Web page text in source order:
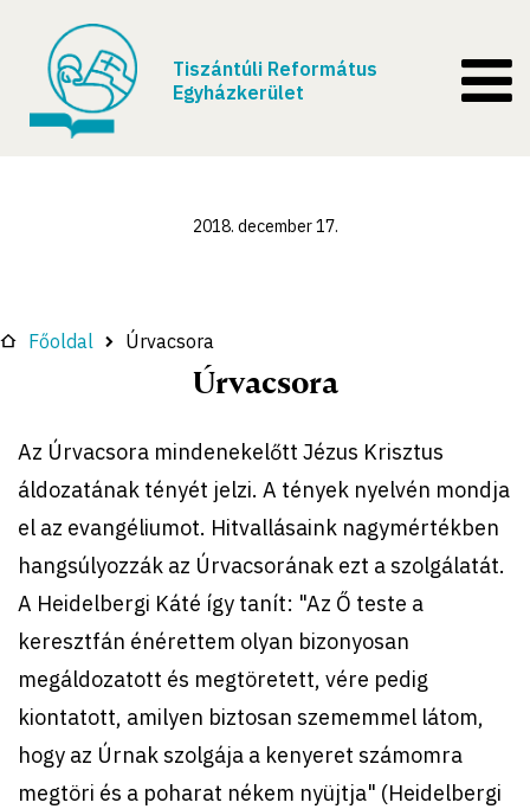
Tiszántúli Református
Egyházkerület
2018. december 17.
Főoldal Úrvacsora
Úrvacsora
Az Úrvacsora mindenekelőtt Jézus Krisztus
áldozatának tényét jelzi. A tények nyelvén mondja
el az evangéliumot. Hitvallásaink nagymértékben
hangsúlyozzák az Úrvacsorának ezt a szolgálatát.
A Heidelbergi Káté így tanít: "Az Ő teste a
keresztfán énérettem olyan bizonyosan
megáldozatott és megtöretett, vére pedig
kiontatott, amilyen biztosan szememmel látom,
hogy az Úrnak szolgája a kenyeret számomra
megtöri és a poharat nékem nyüjtja" (Heidelbergi